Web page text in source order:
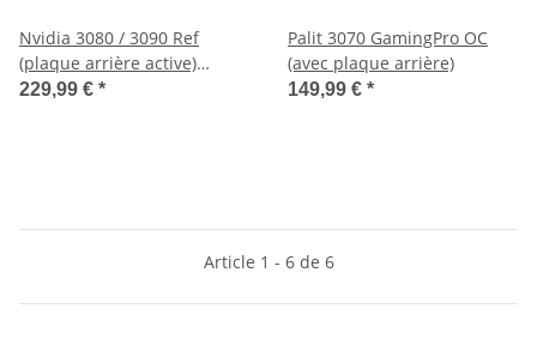
Nvidia 3080 / 3090 Ref
(plaque arrière active)
Terminal frontal
229,99 € *
Palit 3070 GamingPro OC
(avec plaque arrière)
149,99 € *
Article 1 - 6 de 6